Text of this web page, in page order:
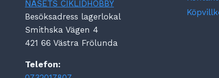
NÄSETS CIKLIDHOBBY
Besöksadress lagerlokal
Smithska Vägen 4
421 66 Västra Frölunda
Telefon: